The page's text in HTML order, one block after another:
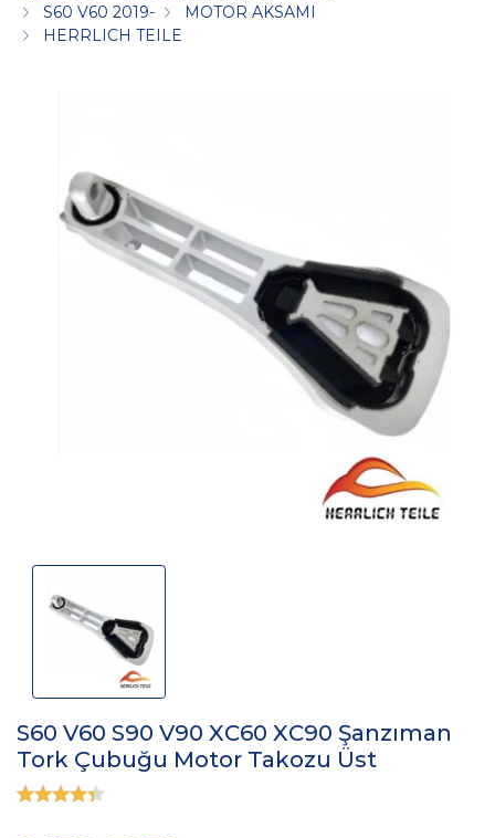
S60 V60 2019-
MOTOR AKSAMI
HERRLICH TEILE
S60 V60 S90 V90 XC60 XC90 Şanzıman
Tork Çubuğu Motor Takozu Üst